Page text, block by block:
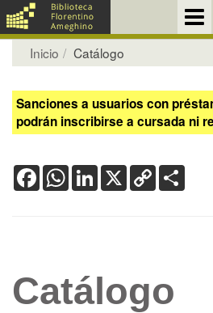
Inicio Catálogo
Sanciones a usuarios con
podrán inscribirse a cursada ni
FacebookWhatsApp
LinkedIn
X Copy
Link
Catálogo